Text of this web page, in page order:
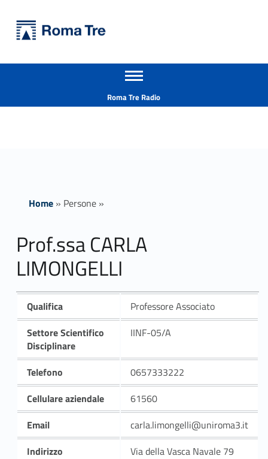
Prof.ssa CARLA LIMONGELLI - Università Roma Tre
Apri il menu secondario
Roma Tre Radio
Home» Persone»
Prof.ssa CARLA
LIMONGELLI
Qualifica
Professore Associato
Settore Scientifico
Disciplinare
IINF-05/A
Telefono
0657333222
Cellulare aziendale
61560
Email
carla.limongelli@uniroma3.it
Indirizzo
Via della Vasca Navale 79